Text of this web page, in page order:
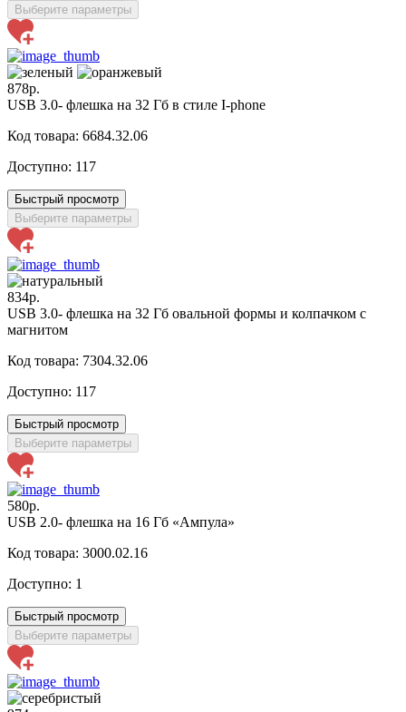
Выберите параметры
878р.
USB 3.0- флешка на 32 Гб в стиле I-phone
Код товара: 6684.32.06
Доступно: 117
Быстрый просмотр
Выберите параметры
834р.
USB 3.0- флешка на 32 Гб овальной формы и колпачком с
магнитом
Код товара: 7304.32.06
Доступно: 117
Быстрый просмотр
Выберите параметры
580р.
USB 2.0- флешка на 16 Гб «Ампула»
Код товара: 3000.02.16
Доступно: 1
Быстрый просмотр
Выберите параметры